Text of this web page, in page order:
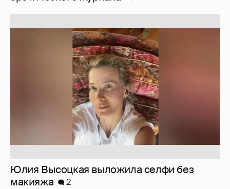
Юлия Высоцкая выложила селфи без
макияжа
2